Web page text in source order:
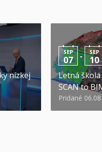
nízkej
SEP
07 - SEP
10
Letná
SCAN to
Pridané